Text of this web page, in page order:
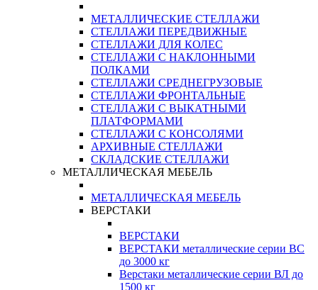
МЕТАЛЛИЧЕСКИЕ СТЕЛЛАЖИ
СТЕЛЛАЖИ ПЕРЕДВИЖНЫЕ
СТЕЛЛАЖИ ДЛЯ КОЛЕС
СТЕЛЛАЖИ С НАКЛОННЫМИ
ПОЛКАМИ
СТЕЛЛАЖИ СРЕДНЕГРУЗОВЫЕ
СТЕЛЛАЖИ ФРОНТАЛЬНЫЕ
СТЕЛЛАЖИ С ВЫКАТНЫМИ
ПЛАТФОРМАМИ
СТЕЛЛАЖИ С КОНСОЛЯМИ
АРХИВНЫЕ СТЕЛЛАЖИ
СКЛАДСКИЕ СТЕЛЛАЖИ
МЕТАЛЛИЧЕСКАЯ МЕБЕЛЬ
МЕТАЛЛИЧЕСКАЯ МЕБЕЛЬ
ВЕРСТАКИ
ВЕРСТАКИ
ВЕРСТАКИ металлические серии ВС
до 3000 кг
Верстаки металлические серии ВЛ до
1500 кг